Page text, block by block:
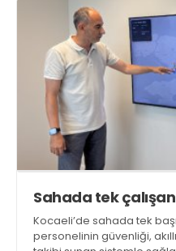
Sahada tek
Kocaeli’de sahada tek
personelinin güvenliği,